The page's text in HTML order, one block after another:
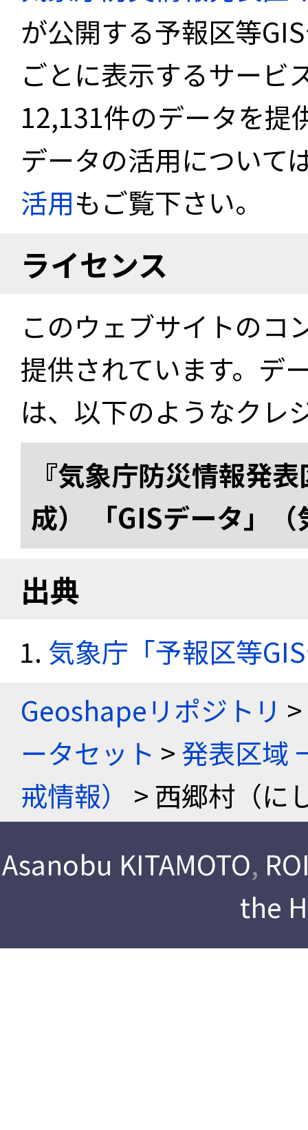
が公開する予報区等
ごとに表示するサービ
12,131件のデータを提
データの活用について
活用もご覧下さい。
ライセンス
このウェブサイトのコ
提供されています。デ
は、以下のようなクレ
『気象庁防災情報発
成） 「GISデータ」
出典
気象庁「予報区等
Geoshapeリポジトリ >
ータセット >発表区域
戒情報）
> 西郷村（に
Asanobu KITAMOTO,
the